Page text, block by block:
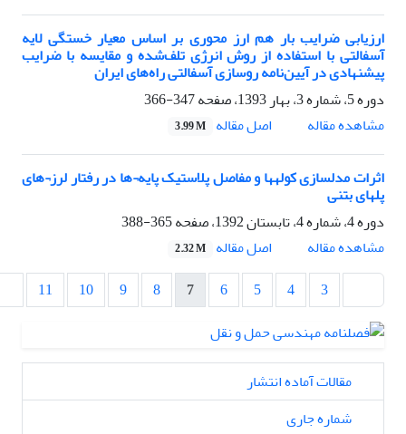
ارزیابی ضرایب بار هم ارز محوری بر اساس معیار خستگی لایه
آسفالتی با استفاده از روش انرژی تلف‌شده و مقایسه با ضرایب
پیشنهادی در آیین‌نامه روسازی آسفالتی راه‌های ایران
دوره 5، شماره 3، بهار 1393، صفحه
347-366
مشاهده مقاله
اصل مقاله 3.99 M
اثرات مدل‎سازی کوله‎ها و مفاصل پلاستیک پایه¬ها در رفتار لرز¬ه‎ای
پلهای بتنی
دوره 4، شماره 4، تابستان 1392، صفحه
365-388
مشاهده مقاله
اصل مقاله 2.32 M
3
4
5
6
7
8
9
10
11
مقالات آماده انتشار
شماره جاری